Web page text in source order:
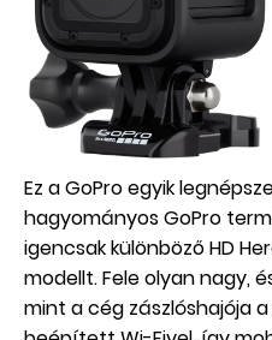
Ez a GoPro egyik
hagyományos GoPro
igencsak különböző HD
modellt. Fele olyan nagy,
mint a cég zászlóshajója a